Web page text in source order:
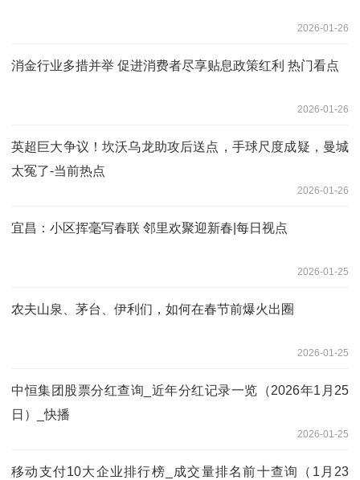
2026-01-26
消金行业多措并举 促进消费者尽享贴息政策红利 热门看点
2026-01-26
英超巨大争议！坎沃乌龙助攻后送点，手球尺度成疑，曼城
太冤了-当前热点
2026-01-26
宜昌：小区挥毫写春联 邻里欢聚迎新春|每日视点
2026-01-25
农夫山泉、茅台、伊利们，如何在春节前爆火出圈
2026-01-25
中恒集团股票分红查询_近年分红记录一览（2026年1月25
日）_快播
2026-01-25
移动支付10大企业排行榜_成交量排名前十查询（1月23